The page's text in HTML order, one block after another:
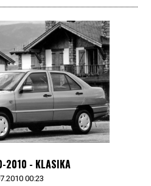
2010 - KLASIKA
00:23